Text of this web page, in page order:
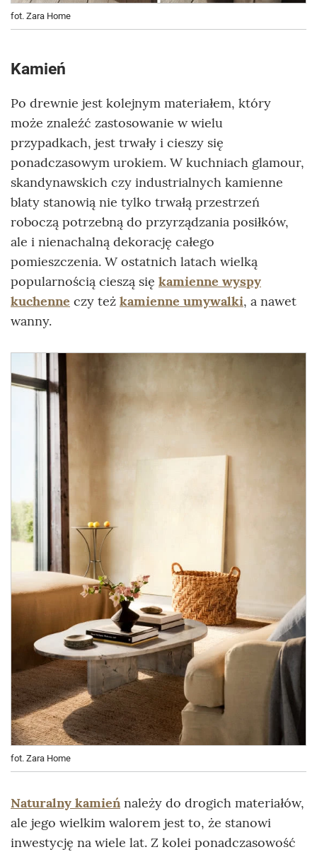
fot. Zara Home
Kamień
Po drewnie jest kolejnym materiałem, który
może znaleźć zastosowanie w wielu
przypadkach, jest trwały i cieszy się
ponadczasowym urokiem. W kuchniach glamour,
skandynawskich czy industrialnych kamienne
blaty stanowią nie tylko trwałą przestrzeń
roboczą potrzebną do przyrządzania posiłków,
ale i nienachalną dekorację całego
pomieszczenia. W ostatnich latach wielką
popularnością cieszą się kamienne wyspy
kuchenne czy też kamienne umywalki, a nawet
wanny.
fot. Zara Home
Naturalny kamień należy do drogich materiałów,
ale jego wielkim walorem jest to, że stanowi
inwestycję na wiele lat. Z kolei ponadczasowość